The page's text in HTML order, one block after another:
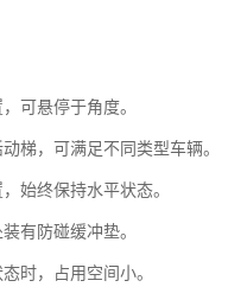
可悬停于角度。
梯，可满足不同类型车辆。
始终保持水平状态。
有防碰缓冲垫。
时，占用空间小。